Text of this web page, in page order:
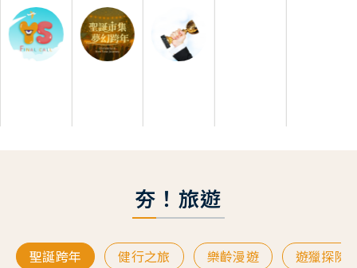
夯！旅遊
聖誕跨年 健行之旅 樂齡漫遊 遊獵探險